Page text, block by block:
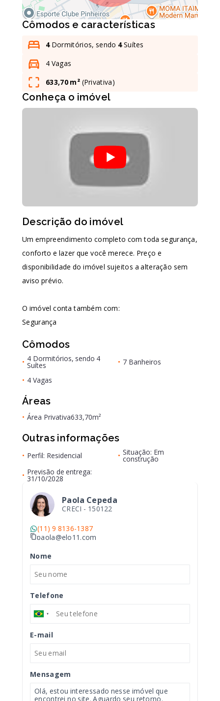
Cômodos e características
4Dormitórios, sendo 4Suítes
4 Vagas
633,70 m² (Privativa)
Conheça o imóvel
Descrição do imóvel
Um empreendimento completo com toda segurança,
conforto e lazer que você merece. Preço e
disponibilidade do imóvel sujeitos a alteração sem
aviso prévio.
O imóvel conta também com:
Segurança
Cômodos
• 4 Dormitórios, sendo 4
Suítes • 7 Banheiros
• 4 Vagas
Áreas
• Área Privativa633,70m²
Outras informações
• Perfil: Residencial • Situação: Em
construção
• Previsão de entrega:
31/10/2028
Paola Cepeda
CRECI - 150122
(11) 9 8136-1387
paola@elo11.com
Nome
Telefone
E-mail
Mensagem